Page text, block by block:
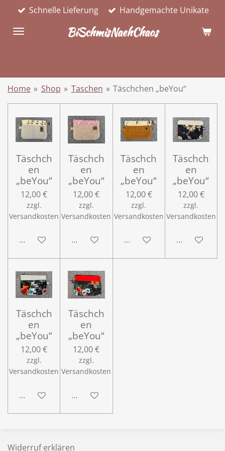
Zum
springen
BiSchmisNaehChaos
Schnelle Lieferung Handgemachte Unikate
Home » Shop » Taschen » Täschchen „beYou“
Täschch
en
„beYou“
12,00 €
zzgl.
Versandkosten
In den Warenkorb
Täschch
en
„beYou“
12,00 €
zzgl.
Versandkosten
In den Warenkorb
Täschch
en
„beYou“
12,00 €
zzgl.
Versandkosten
In den Warenkorb
Täschch
en
„beYou“
12,00 €
zzgl.
Versandkosten
In den
Täschch
en
„beYou“
12,00 €
zzgl.
Versandkosten
In den Warenkorb
Täschch
en
„beYou“
12,00 €
zzgl.
Versandkosten
In den Warenkorb
Widerruf erklären